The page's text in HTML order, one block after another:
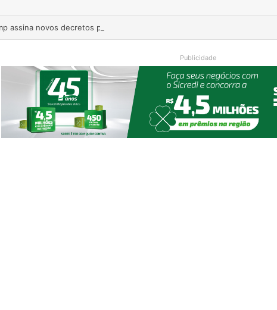
assina novos decretos para restringir cidadania por nascimento nos EUA
Publicidade